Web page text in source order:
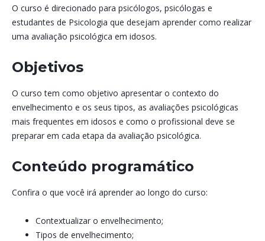
O curso é direcionado para psicólogos, psicólogas e
estudantes de Psicologia que desejam aprender como realizar
uma avaliação psicológica em idosos.
Objetivos
O curso tem como objetivo apresentar o contexto do
envelhecimento e os seus tipos, as avaliações psicológicas
mais frequentes em idosos e como o profissional deve se
preparar em cada etapa da avaliação psicológica.
Conteúdo programático
Confira o que você irá aprender ao longo do curso:
Contextualizar o envelhecimento;
Tipos de envelhecimento;